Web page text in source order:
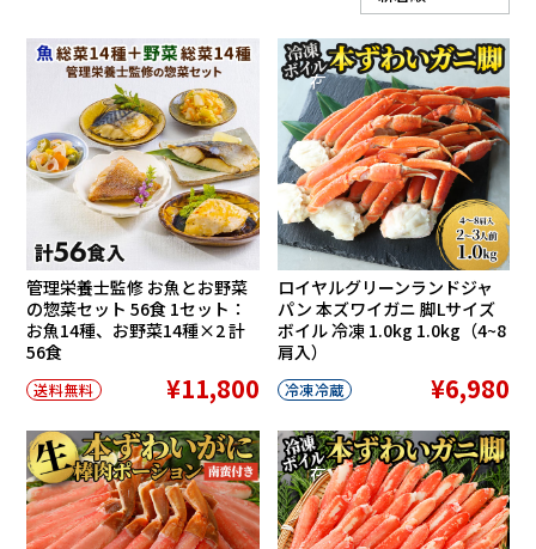
管理栄養士監修 お魚とお野菜
の惣菜セット 56食 1セット：
お魚14種、お野菜14種×2 計
56食
送料無料 ¥11,800
在庫切れ
ロイヤルグリーンランドジャ
パン 本ズワイガニ 脚Lサイズ
ボイル 冷凍 1.0kg 1.0kg（4~8
肩入）
冷凍冷蔵 ¥6,980
在庫切れ